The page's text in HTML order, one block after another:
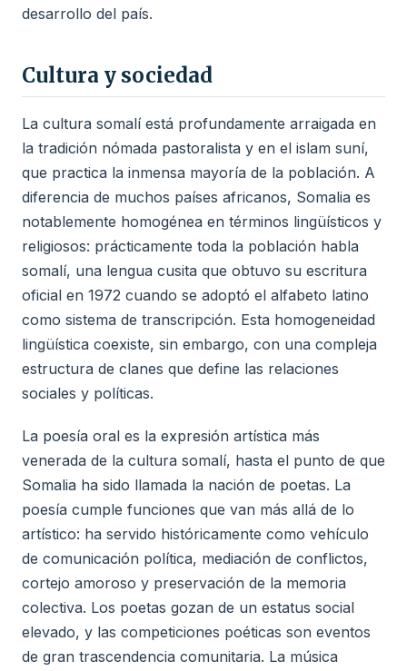
desarrollo del país.
Cultura y sociedad
La cultura somalí está profundamente arraigada en
la tradición nómada pastoralista y en el islam suní,
que practica la inmensa mayoría de la población. A
diferencia de muchos países africanos, Somalia es
notablemente homogénea en términos lingüísticos y
religiosos: prácticamente toda la población habla
somalí, una lengua cusita que obtuvo su escritura
oficial en 1972 cuando se adoptó el alfabeto latino
como sistema de transcripción. Esta homogeneidad
lingüística coexiste, sin embargo, con una compleja
estructura de clanes que define las relaciones
sociales y políticas.
La poesía oral es la expresión artística más
venerada de la cultura somalí, hasta el punto de que
Somalia ha sido llamada la nación de poetas. La
poesía cumple funciones que van más allá de lo
artístico: ha servido históricamente como vehículo
de comunicación política, mediación de conflictos,
cortejo amoroso y preservación de la memoria
colectiva. Los poetas gozan de un estatus social
elevado, y las competiciones poéticas son eventos
de gran trascendencia comunitaria. La música